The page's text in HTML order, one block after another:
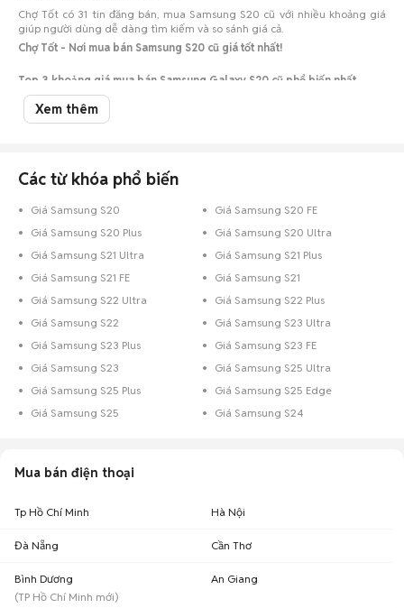
Chợ Tốt có 31 tin đăng bán, mua Samsung S20 cũ với nhiều khoảng giá
giúp người dùng dễ dàng tìm kiếm và so sánh giá cả.
Chợ Tốt - Nơi mua bán Samsung S20 cũ giá tốt nhất!
Top 3 khoảng giá mua bán Samsung Galaxy S20 cũ phổ biến nhất
Samsung Galaxy S20 giá dưới 2 triệu
Samsung Galaxy S20 giá 2 - 3 triệu
Nên mua Samsung S20 cũ bao nhiêu GB?
Mỗi phiên bản bộ nhớ của Samsung S20 cũ sẽ phục vụ tốt cho những
nhóm đối tượng khách hàng khác nhau.
video quá nhiều và thường xuyên dọn dẹp bộ nhớ.
Samsung S20 256GB cũ
Mức dung lượng lý tưởng để sử dụng ổn định
trong 2-3 năm mà không cần quá lo lắng về việc dọn dẹp ảnh.
Samsung S20 512GB cũ
Không gian lưu trữ cực lớn cho phép bạn
quay video 4K/8K và chụp ảnh chất lượng cao thoải mái.
Xem thêm
Các từ khóa phổ biến
Giá Samsung S20
Giá Samsung S20 FE
Giá Samsung S20 Plus
Giá Samsung S20 Ultra
Giá Samsung S21 Ultra
Giá Samsung S21 Plus
Giá Samsung S21 FE
Giá Samsung S21
Giá Samsung S22 Ultra
Giá Samsung S22 Plus
Giá Samsung S22
Giá Samsung S23 Ultra
Giá Samsung S23 Plus
Giá Samsung S23 FE
Giá Samsung S23
Giá Samsung S25 Ultra
Giá Samsung S25 Plus
Giá Samsung S25 Edge
Giá Samsung S25
Giá Samsung S24
Mua bán điện thoại
Tp Hồ Chí Minh Hà Nội
Đà Nẵng Cần Thơ
Bình Dương
(TP Hồ Chí Minh mới)
An Giang